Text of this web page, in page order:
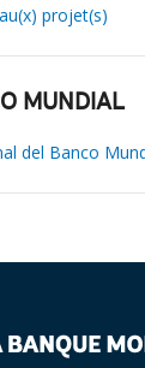
projet(s)
MUNDIAL
del Banco